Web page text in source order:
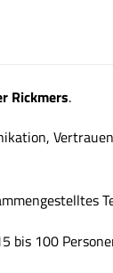
Rickmers.
bis 100